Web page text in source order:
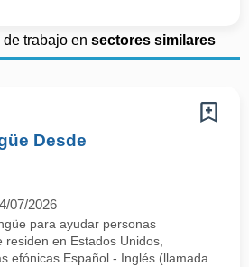
trabajo en sectores similares
Desde
07/2026
para ayudar personas
en Estados Unidos,
efónicas Español - Inglés (llamada